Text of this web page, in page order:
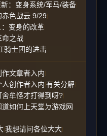
：变身系统/军马/装备|
色战云 9/29|
变身的改革|
命之战|
骑士团的进击
文章者入内|
创作者入内|有关分解|
舍牟怪才打得到呀?|
如何上天堂ㄉ游戏网
|我想请问各位大大|